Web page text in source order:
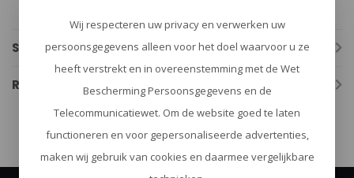
Specificaties
Reviews
Wij respecteren uw privacy en verwerken uw
persoonsgegevens alleen voor het doel waarvoor u ze
heeft verstrekt en in overeenstemming met de Wet
Bescherming Persoonsgegevens en de
Telecommunicatiewet. Om de website goed te laten
functioneren en voor gepersonaliseerde advertenties,
maken wij gebruik van cookies en daarmee vergelijkbare